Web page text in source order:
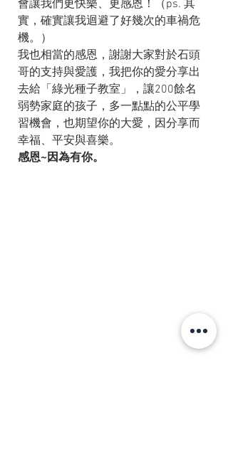
會讓我們更快樂、更感恩！（ps. 其
實，確實讓我迴避了好幾次的車禍危
機。）
我也相當的感恩，謝謝大家對於石頭
哥的支持與愛護，我把你的愛分享出
去給「綠光種子教室」，讓200餘名
弱勢家庭的孩子，多一點點的公平學
習機會，也期望你的大愛，因分享而
幸福、平安與喜樂。
感恩~因為有你。